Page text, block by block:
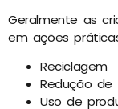
Geralmente as
em ações
Reciclagem
Redução de
Uso de